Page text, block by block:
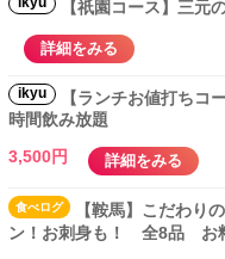
【祇園コース】三元
詳細をみる
ikyu
【ランチお値打ちコ
時間飲み放題
3,500円
詳細をみる
食べログ
【鞍馬】こだわり
ン！お刺身も！ 全8品 お